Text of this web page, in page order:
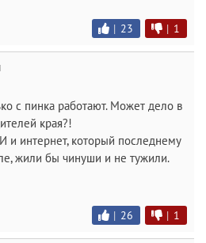
| 23 | 1
с пинка работают. Может дело в
края?!
интернет, который последнему
жили бы чинуши и не тужили.
| 26 | 1